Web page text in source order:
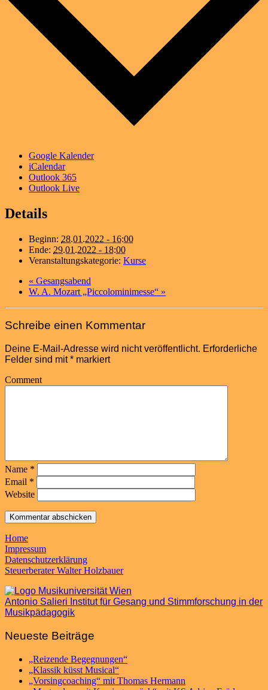
Google Kalender
iCalendar
Outlook 365
Outlook Live
Details
Beginn: 28.01.2022 - 16:00
Ende: 29.01.2022 - 18:00
Veranstaltungskategorie: Kurse
« Gesangsabend
W. A. Mozart „Piccolominimesse“ »
Schreibe einen Kommentar
Deine E-Mail-Adresse wird nicht veröffentlicht. Erforderliche
Felder sind mit* markiert
Comment
Name *
Email *
Website
Home
Impressum
Datenschutzerklärung
Steuerberater Walter Holzbauer
Antonio Salieri Institut für Gesang und Stimmforschung in der
Musikpädagogik
Neueste Beiträge
„Reizende Begegnungen“
„Klassik küsst Musical“
„Vorsingcoaching“ mit Thomas Hermann